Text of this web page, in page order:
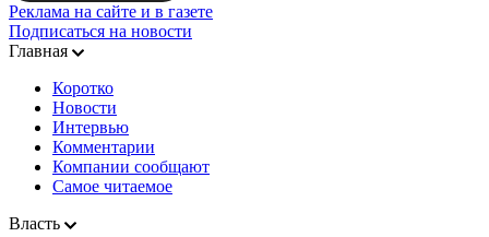
Реклама на сайте и в газете
Подписаться на новости
Главная
Коротко
Новости
Интервью
Комментарии
Компании сообщают
Самое читаемое
Власть